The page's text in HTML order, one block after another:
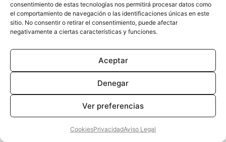
consentimiento de estas tecnologías nos permitirá procesar datos como
el comportamiento de navegación o las identificaciones únicas en este
sitio. No consentir o retirar el consentimiento, puede afectar
negativamente a ciertas características y funciones.
Aceptar
Denegar
Ver preferencias
CookiesPrivacidadAviso Legal